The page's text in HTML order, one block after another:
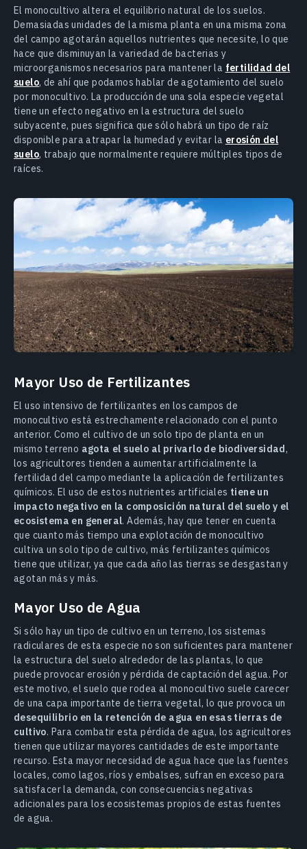
El monocultivo altera el equilibrio natural de los suelos.
Demasiadas unidades de la misma planta en una misma zona
del campo agotarán aquellos nutrientes que necesite, lo que
hace que disminuyan la variedad de bacterias y
microorganismos necesarios para mantener la fertilidad del
suelo, de ahí que podamos hablar de agotamiento del suelo
por monocultivo. La producción de una sola especie vegetal
tiene un efecto negativo en la estructura del suelo
subyacente, pues significa que sólo habrá un tipo de raíz
disponible para atrapar la humedad y evitar la erosión del
suelo, trabajo que normalmente requiere múltiples tipos de
raíces.
Mayor Uso de Fertilizantes
El uso intensivo de fertilizantes en los campos de
monocultivo está estrechamente relacionado con el punto
anterior. Como el cultivo de un solo tipo de planta en un
mismo terreno agota el suelo al privarlo de biodiversidad,
los agricultores tienden a aumentar artificialmente la
fertilidad del campo mediante la aplicación de fertilizantes
químicos. El uso de estos nutrientes artificiales tiene un
impacto negativo en la composición natural del suelo y el
ecosistema en general. Además, hay que tener en cuenta
que cuanto más tiempo una explotación de monocultivo
cultiva un solo tipo de cultivo, más fertilizantes químicos
tiene que utilizar, ya que cada año las tierras se desgastan y
agotan más y más.
Mayor Uso de Agua
Si sólo hay un tipo de cultivo en un terreno, los sistemas
radiculares de esta especie no son suficientes para mantener
la estructura del suelo alrededor de las plantas, lo que
puede provocar erosión y pérdida de captación del agua. Por
este motivo, el suelo que rodea al monocultivo suele carecer
de una capa importante de tierra vegetal, lo que provoca un
desequilibrio en la retención de agua en esas tierras de
cultivo. Para combatir esta pérdida de agua, los agricultores
tienen que utilizar mayores cantidades de este importante
recurso. Esta mayor necesidad de agua hace que las fuentes
locales, como lagos, ríos y embalses, sufran en exceso para
satisfacer la demanda, con consecuencias negativas
adicionales para los ecosistemas propios de estas fuentes
de agua.